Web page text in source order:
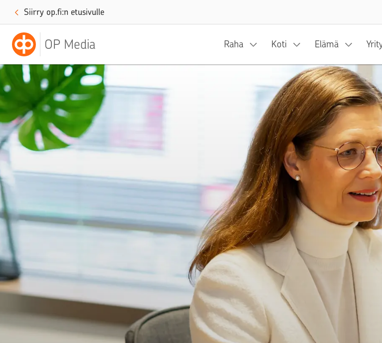
Siirry op.fi:n etusivulle
OP Media Raha Koti Elämä